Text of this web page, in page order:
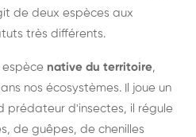
de deux espèces aux
très différents.
espèce native du territoire,
nos écosystèmes. Il joue un
prédateur d'insectes, il régule
de guêpes, de chenilles